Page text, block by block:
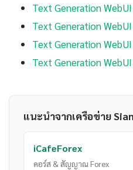
Text Generation WebUI
Text Generation
Text Generation
Text Generation
แนะนำจากเครือข่าย
iCafeForex
คอร์ส & สัญญาณ Forex